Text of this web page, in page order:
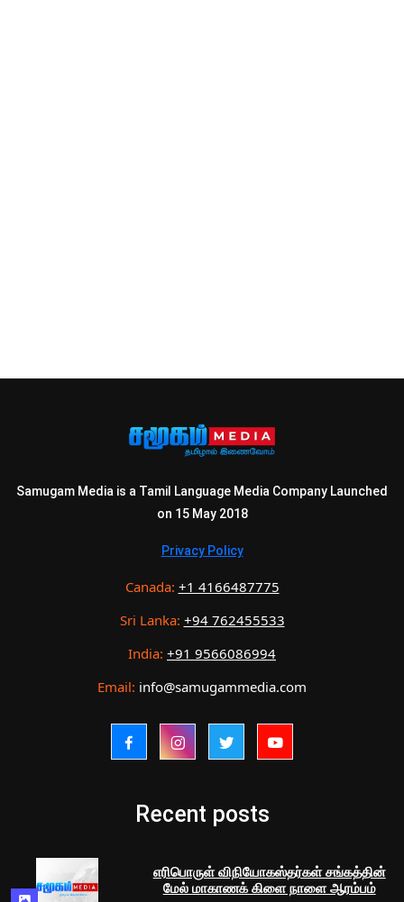
Samugam Media is a Tamil Language Media Company Launched
on 15 May 2018
Privacy Policy
Canada: +1 4166487775
Sri Lanka: +94 762455533
India: +91 9566086994
Email: info@samugammedia.com
Recent posts
எரிபொருள் விநியோகஸ்தர்கள் சங்கத்தின்
மேல் மாகாணக் கிளை நாளை ஆரம்பம்